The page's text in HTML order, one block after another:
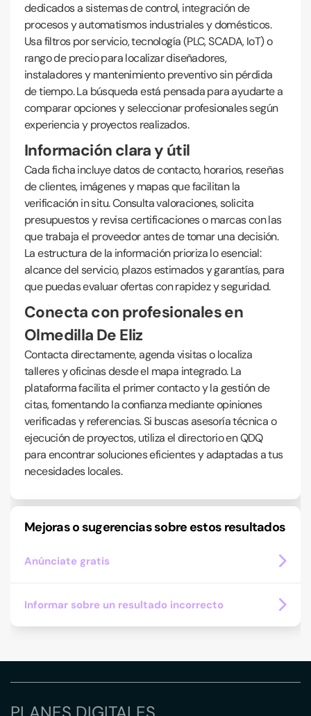
dedicados a sistemas de control, integración de
procesos y automatismos industriales y domésticos.
Usa filtros por servicio, tecnología (PLC, SCADA, IoT) o
rango de precio para localizar diseñadores,
instaladores y mantenimiento preventivo sin pérdida
de tiempo. La búsqueda está pensada para ayudarte a
comparar opciones y seleccionar profesionales según
experiencia y proyectos realizados.
Información clara y útil
Cada ficha incluye datos de contacto, horarios, reseñas
de clientes, imágenes y mapas que facilitan la
verificación in situ. Consulta valoraciones, solicita
presupuestos y revisa certificaciones o marcas con las
que trabaja el proveedor antes de tomar una decisión.
La estructura de la información prioriza lo esencial:
alcance del servicio, plazos estimados y garantías, para
que puedas evaluar ofertas con rapidez y seguridad.
Conecta con profesionales en
Olmedilla De Eliz
Contacta directamente, agenda visitas o localiza
talleres y oficinas desde el mapa integrado. La
plataforma facilita el primer contacto y la gestión de
citas, fomentando la confianza mediante opiniones
verificadas y referencias. Si buscas asesoría técnica o
ejecución de proyectos, utiliza el directorio en QDQ
para encontrar soluciones eficientes y adaptadas a tus
necesidades locales.
Mejoras o sugerencias sobre estos resultados
Anúnciate gratis
Informar sobre un resultado incorrecto